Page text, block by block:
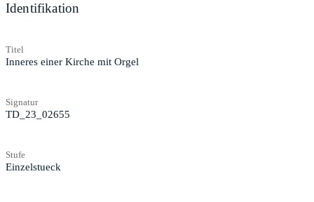
Identifikation
Titel
Inneres einer Kirche mit Orgel
Signatur
TD_23_02655
Stufe
Einzelstueck